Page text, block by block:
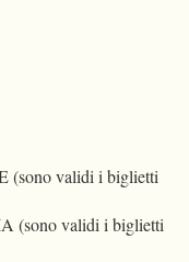
(sono validi i biglietti
(sono validi i biglietti